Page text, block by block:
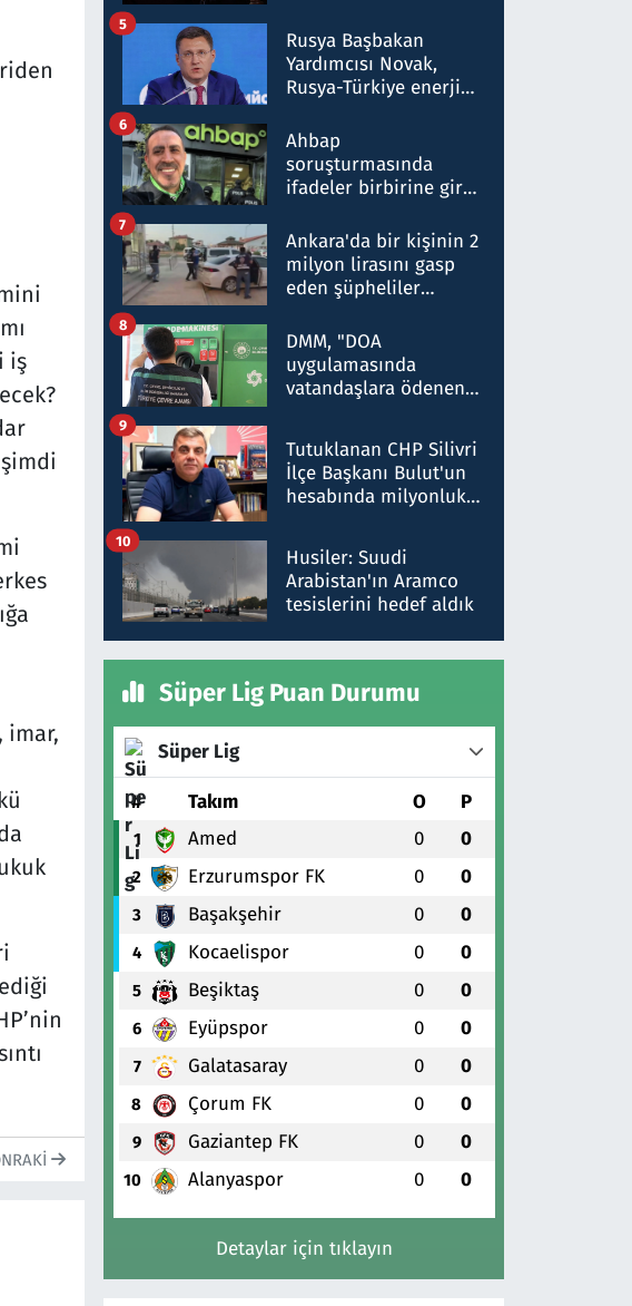
iş
imar,
Rusya Başbakan
Yardımcısı Novak,
Rusya-Türkiye enerji
nitelikte olduğunu
belirtti
5
Ahbap
soruşturmasında
ifadeler birbirine girdi:
ifadelerinden ortaya
çıkan tablo şok etti
6
Ankara'da bir kişinin 2
milyon lirasını gasp
eden şüpheliler
7
DMM, "DOA
uygulamasında
vatandaşlara ödenen
düşürüldüğü" iddiasını
yalanladı
8
Tutuklanan CHP Silivri
İlçe Başkanı Bulut'un
hesabında milyonluk
talimat verdi, ben
gönderdim
9
Husiler: Suudi
Arabistan'ın Aramco
tesislerini hedef aldık
10
Süper Lig Puan Durumu
Süper Lig
# Takım O P
1 Amed 0 0
2 Erzurumspor FK 0 0
3 Başakşehir 0 0
4 Kocaelispor 0 0
5 Beşiktaş 0 0
6 Eyüpspor 0 0
7 Galatasaray 0 0
8 Çorum FK 0 0
9 Gaziantep FK 0 0
10 Alanyaspor 0 0
Detaylar için tıklayın